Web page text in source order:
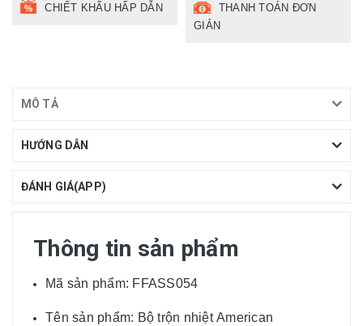
CHIẾT KHẤU HẤP DẪN
THANH TOÁN ĐƠN
GIẢN
MÔ TẢ
HƯỚNG DẪN
ĐÁNH GIÁ(APP)
Thông tin sản phẩm
Mã sản phẩm: FFASS054
Tên sản phẩm: Bộ trộn nhiệt American